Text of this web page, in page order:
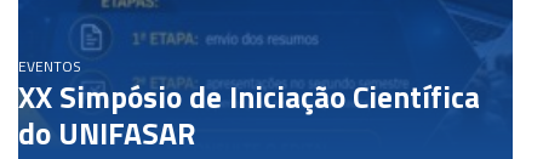
EVENTOS
XX Simpósio de Iniciação Científica
do UNIFASAR